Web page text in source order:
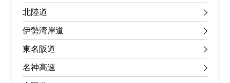
北陸道
伊勢湾岸道
東名阪道
名神高速